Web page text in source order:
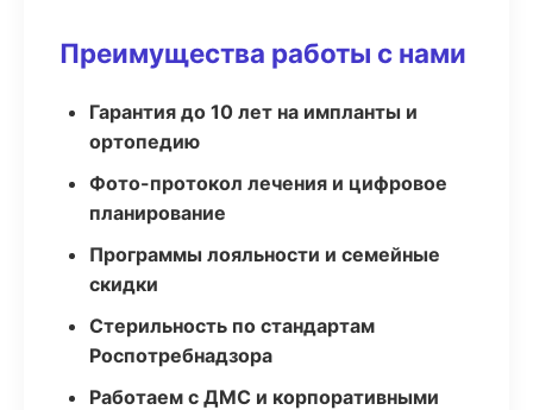
Преимущества работы с нами
Гарантия до 10 лет на импланты и
ортопедию
Фото-протокол лечения и цифровое
планирование
Программы лояльности и семейные
скидки
Стерильность по стандартам
Роспотребнадзора
Работаем с ДМС и корпоративными